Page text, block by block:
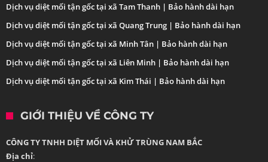
Dịch vụ diệt mối tận gốc tại xã Tam Thanh | Bảo hành dài hạn
Dịch vụ diệt mối tận gốc tại xã Quang Trung | Bảo hành dài hạn
Dịch vụ diệt mối tận gốc tại xã Minh Tân | Bảo hành dài hạn
Dịch vụ diệt mối tận gốc tại xã Liên Minh | Bảo hành dài hạn
Dịch vụ diệt mối tận gốc tại xã Kim Thái | Bảo hành dài hạn
GIỚI THIỆU VỀ CÔNG TY
CÔNG TY TNHH DIỆT MỐI VÀ KHỬ TRÙNG NAM BẮC
Địa chỉ: